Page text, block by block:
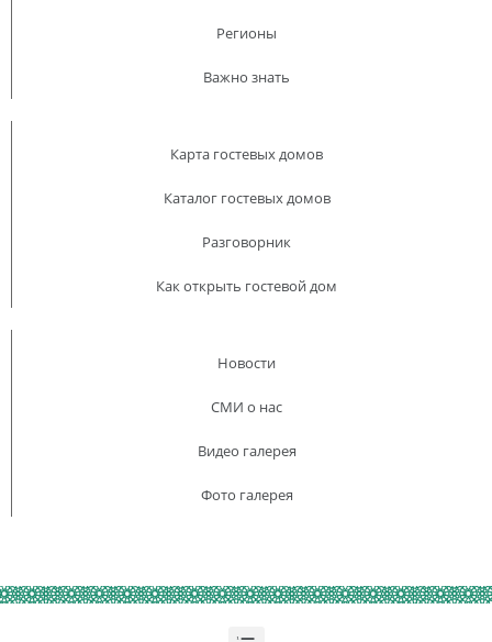
Регионы
Важно знать
Карта гостевых домов
Каталог гостевых домов
Разговорник
Как открыть гостевой дом
Новости
СМИ о нас
Видео галерея
Фото галерея